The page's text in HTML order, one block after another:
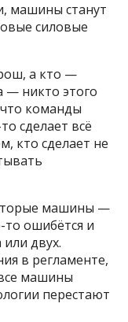
машины станут
силовые
а кто —
— никто этого
команды
сделает всё
кто сделает не
машины —
ошибётся и
двух.
в регламенте,
машины
перестают